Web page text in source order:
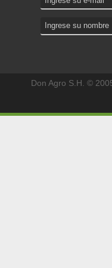
Don Agro S.H. ©